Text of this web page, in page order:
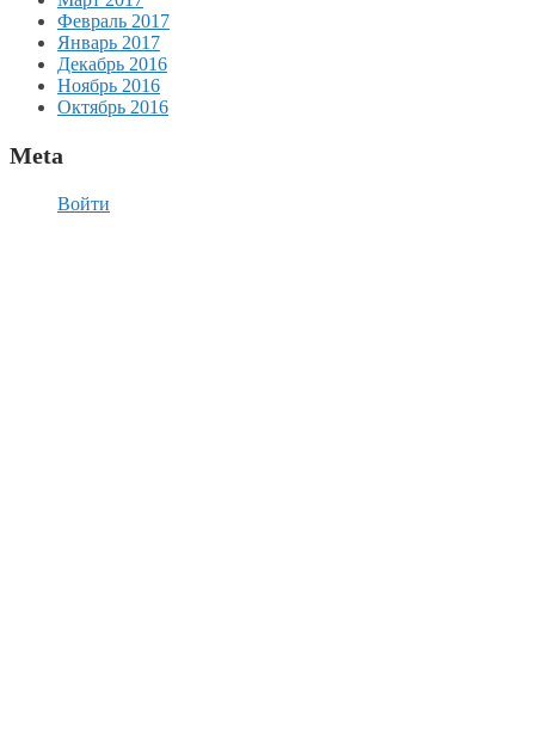
Февраль 2017
Январь 2017
Декабрь 2016
Ноябрь 2016
Октябрь 2016
Meta
Войти